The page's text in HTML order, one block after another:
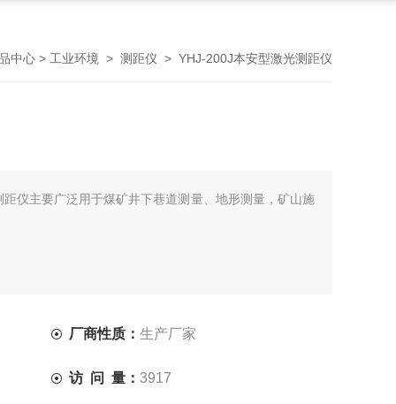
中心 > 工业环境 > 测距仪 > YHJ-200J本安型激光测距仪
仪主要广泛用于煤矿井下巷道测量、地形测量，矿山施
厂商性质： 生产厂家
访 问 量： 3917